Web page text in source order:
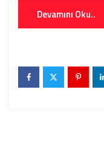
Devamını Oku..